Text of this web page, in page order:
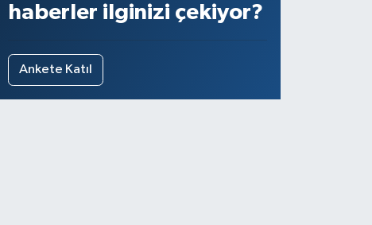
haberler ilginizi çekiyor?
Ankete Katıl